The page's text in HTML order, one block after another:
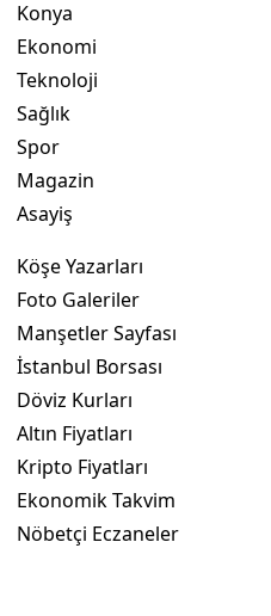
Konya
Ekonomi
Teknoloji
Sağlık
Spor
Magazin
Asayiş
Köşe Yazarları
Foto Galeriler
Manşetler Sayfası
İstanbul Borsası
Döviz Kurları
Altın Fiyatları
Kripto Fiyatları
Ekonomik Takvim
Nöbetçi Eczaneler